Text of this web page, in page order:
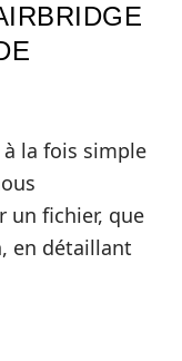
à la fois simple
un fichier, que
en détaillant